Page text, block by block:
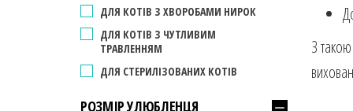
З
ДЛЯ КОТІВ З ХВОРОБАМИ НИРОК
ДЛЯ КОТІВ З ЧУТЛИВИМ
ТРАВЛЕННЯМ
ДЛЯ СТЕРИЛІЗОВАНИХ КОТІВ
РОЗМІР УЛЮБЛЕНЦЯ